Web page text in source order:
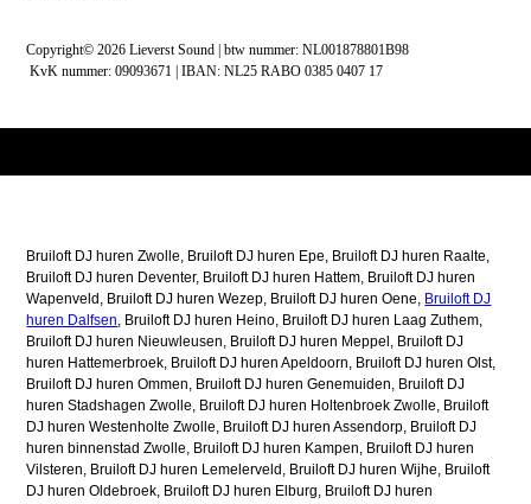
Copyright© 2026 Lieverst Sound | btw nummer: NL001878801B98
KvK nummer: 09093671 | IBAN: NL25 RABO 0385 0407 17
Bruiloft DJ huren Zwolle, Bruiloft DJ huren Epe, Bruiloft DJ huren Raalte,
Bruiloft DJ huren Deventer, Bruiloft DJ huren Hattem, Bruiloft DJ huren
Wapenveld, Bruiloft DJ huren Wezep, Bruiloft DJ huren Oene, Bruiloft DJ
huren Dalfsen, Bruiloft DJ huren Heino, Bruiloft DJ huren Laag Zuthem,
Bruiloft DJ huren Nieuwleusen, Bruiloft DJ huren Meppel, Bruiloft DJ
huren Hattemerbroek, Bruiloft DJ huren Apeldoorn, Bruiloft DJ huren Olst,
Bruiloft DJ huren Ommen, Bruiloft DJ huren Genemuiden, Bruiloft DJ
huren Stadshagen Zwolle, Bruiloft DJ huren Holtenbroek Zwolle, Bruiloft
DJ huren Westenholte Zwolle, Bruiloft DJ huren Assendorp, Bruiloft DJ
huren binnenstad Zwolle, Bruiloft DJ huren Kampen, Bruiloft DJ huren
Vilsteren, Bruiloft DJ huren Lemelerveld, Bruiloft DJ huren Wijhe, Bruiloft
DJ huren Oldebroek, Bruiloft DJ huren Elburg, Bruiloft DJ huren